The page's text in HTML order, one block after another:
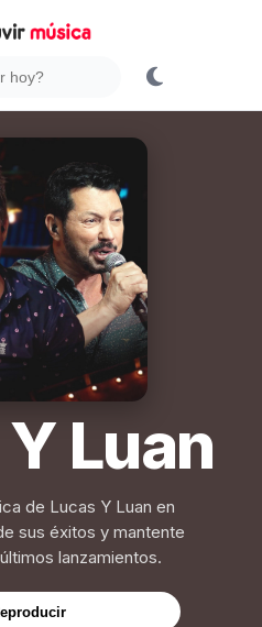
Luan
de Lucas Y Luan en
sus éxitos y mantente
lanzamientos.